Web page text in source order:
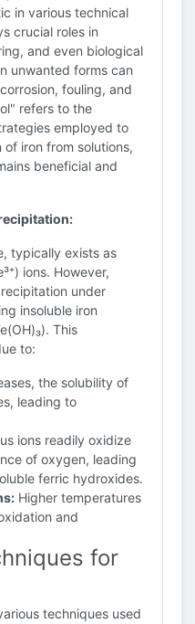
in various technical
crucial roles in
and even biological
unwanted forms can
fouling, and
refers to the
employed to
iron from solutions,
beneficial and
typically exists as
ions. However,
under
insoluble iron
This
to:
the solubility of
leading to
ions readily oxidize
of oxygen, leading
ferric hydroxides.
Higher temperatures
and
for
techniques used